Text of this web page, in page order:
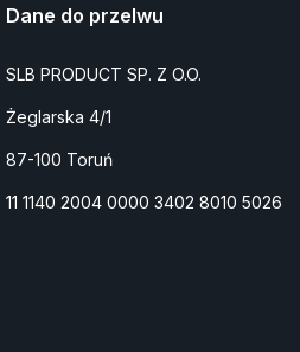
Dane do przelwu
SLB PRODUCT SP. Z O.O.
Żeglarska 4/1
87-100 Toruń
11 1140 2004 0000 3402 8010 5026